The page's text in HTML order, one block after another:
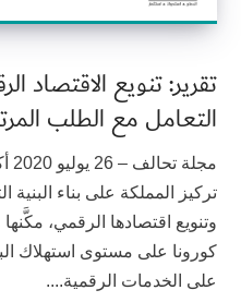
تقرير: تنويع
التعامل مع الطلب
تركيز المملكة على بناء البنية
وتنويع اقتصادها الرقمي،
كورونا على مستوى استهلاك
على الخدمات الرقمية....